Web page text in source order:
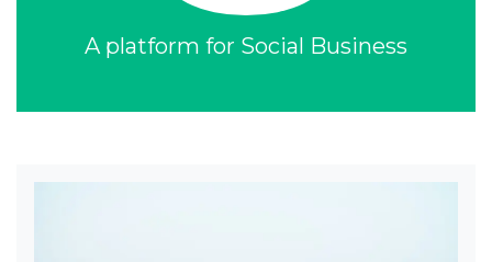
A platform for Social Business